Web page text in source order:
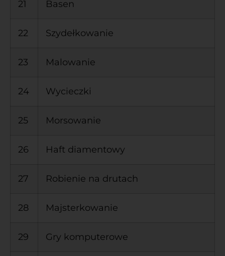
21 Basen
22 Szydełkowanie
23 Malowanie
24 Wycieczki
25 Morsowanie
26 Haft diamentowy
27 Robienie na drutach
28 Majsterkowanie
29 Gry komputerowe